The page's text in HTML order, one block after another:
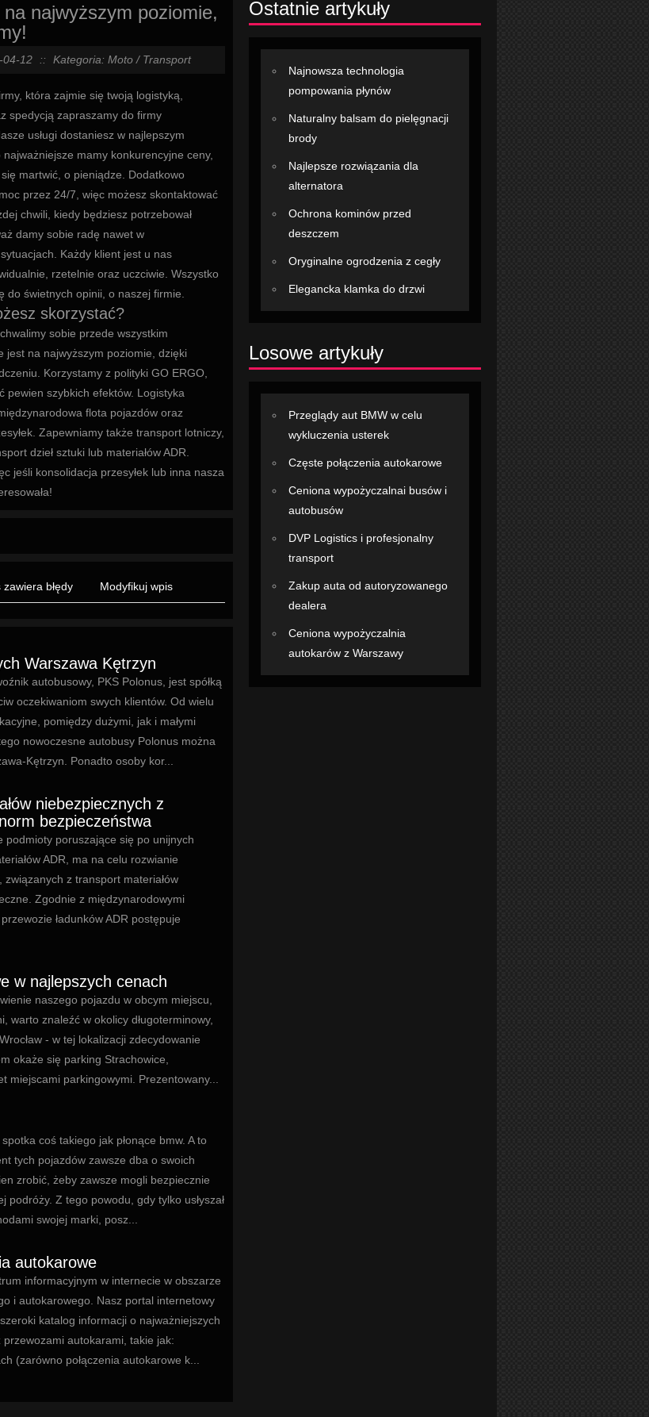
najwyższym poziomie,
04-12 :: Kategoria: Moto / Transport
która zajmie się twoją logistyką,
spedycją zapraszamy do firmy
usługi dostaniesz w najlepszym
mamy konkurencyjne ceny,
martwić, o pieniądze. Dodatkowo
przez 24/7, więc możesz skontaktować
chwili, kiedy będziesz potrzebował
damy sobie radę nawet w
Każdy klient jest u nas
rzetelnie oraz uczciwie. Wszystko
do świetnych opinii, o naszej firmie.
skorzystać?
sobie przede wszystkim
jest na najwyższym poziomie, dzięki
Korzystamy z polityki GO ERGO,
pewien szybkich efektów. Logistyka
flota pojazdów oraz
Zapewniamy także transport lotniczy,
dzieł sztuki lub materiałów ADR.
jeśli konsolidacja przesyłek lub inna nasza
zawiera błędy Modyfikuj wpis
Warszawa Kętrzyn
autobusowy, PKS Polonus, jest spółką
oczekiwaniom swych klientów. Od wielu
pomiędzy dużymi, jak i małymi
nowoczesne autobusy Polonus można
Kętrzyn. Ponadto osoby kor...
niebezpiecznych z
bezpieczeństwa
podmioty poruszające się po unijnych
ADR, ma na celu rozwianie
związanych z transport materiałów
Zgodnie z międzynarodowymi
ładunków ADR postępuje
w najlepszych cenach
naszego pojazdu w obcym miejscu,
warto znaleźć w okolicy długoterminowy,
- w tej lokalizacji zdecydowanie
okaże się parking Strachowice,
miejscami parkingowymi. Prezentowany...
coś takiego jak płonące bmw. A to
tych pojazdów zawsze dba o swoich
zrobić, żeby zawsze mogli bezpiecznie
podróży. Z tego powodu, gdy tylko usłyszał
swojej marki, posz...
autokarowe
informacyjnym w internecie w obszarze
i autokarowego. Nasz portal internetowy
katalog informacji o najważniejszych
autokarami, takie jak:
(zarówno połączenia autokarowe k...
Ostatnie artykuły
Najnowsza technologia
pompowania płynów
Naturalny balsam do pielęgnacji
brody
Najlepsze rozwiązania dla
alternatora
Ochrona kominów przed
deszczem
Oryginalne ogrodzenia z cegły
Elegancka klamka do drzwi
Losowe artykuły
Przeglądy aut BMW w celu
wykluczenia usterek
Częste połączenia autokarowe
Ceniona wypożyczalnai busów i
autobusów
DVP Logistics i profesjonalny
transport
Zakup auta od autoryzowanego
dealera
Ceniona wypożyczalnia
autokarów z Warszawy